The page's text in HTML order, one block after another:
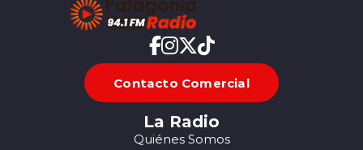
Contacto Comercial
La Radio
Quiénes Somos